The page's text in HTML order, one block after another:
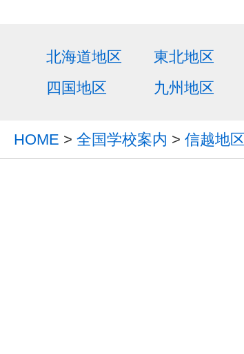
北海道地区 東北地区
四国地区
九州地区
HOME > 全国学校案内 > 信越地区